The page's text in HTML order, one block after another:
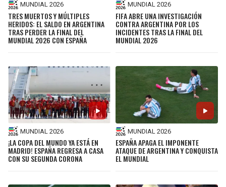
MUNDIAL 2026
TRES MUERTOS Y MÚLTIPLES
HERIDOS: EL SALDO EN ARGENTINA
TRAS PERDER LA FINAL DEL
MUNDIAL 2026 CON ESPAÑA
MUNDIAL 2026
FIFA ABRE UNA INVESTIGACIÓN
CONTRA ARGENTINA POR LOS
INCIDENTES TRAS LA FINAL DEL
MUNDIAL 2026
MUNDIAL 2026
¡LA COPA DEL MUNDO YA ESTÁ EN
MADRID! ESPAÑA REGRESA A CASA
CON SU SEGUNDA CORONA
MUNDIAL 2026
ESPAÑA APAGA EL IMPONENTE
ATAQUE DE ARGENTINA Y CONQUISTA
EL MUNDIAL